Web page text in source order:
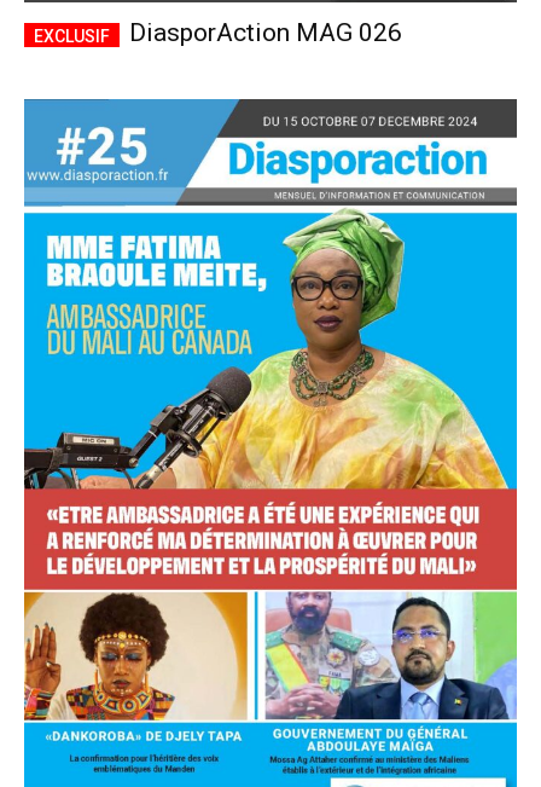
Accès complet
$22 / anplaceholder text
Tous les articles
Annonces
ANNUEL MENSUEL
CHOISIR LE FORFAIT
DiasporAction MAG 026